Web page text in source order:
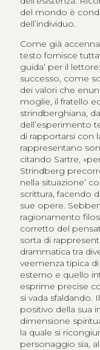
del mondo è
dell’individuo.
Come già
testo fornisce
guida’ per il
successo, come
dei valori che
moglie, il fratello
strindberghiana,
dell’esperimento
di rapportarsi con
rappresentano
citando Sartre, «
Strindberg
nella situazione’
scrittura, facendo
sue opere.
ragionamento
corretto del
sorta di
drammatica tra
veemenza tipica
esterno e quello
esprime precise
si vada sfaldando.
positivo della sua
dimensione
la quale si
personaggio sia,